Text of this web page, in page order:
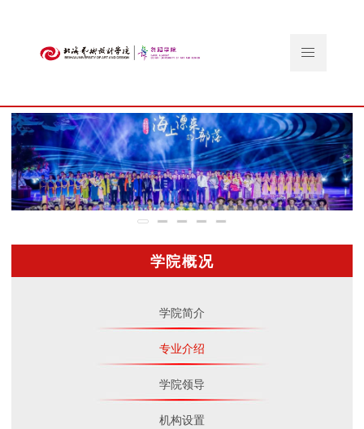
学院概况
学院简介
专业介绍
学院领导
机构设置